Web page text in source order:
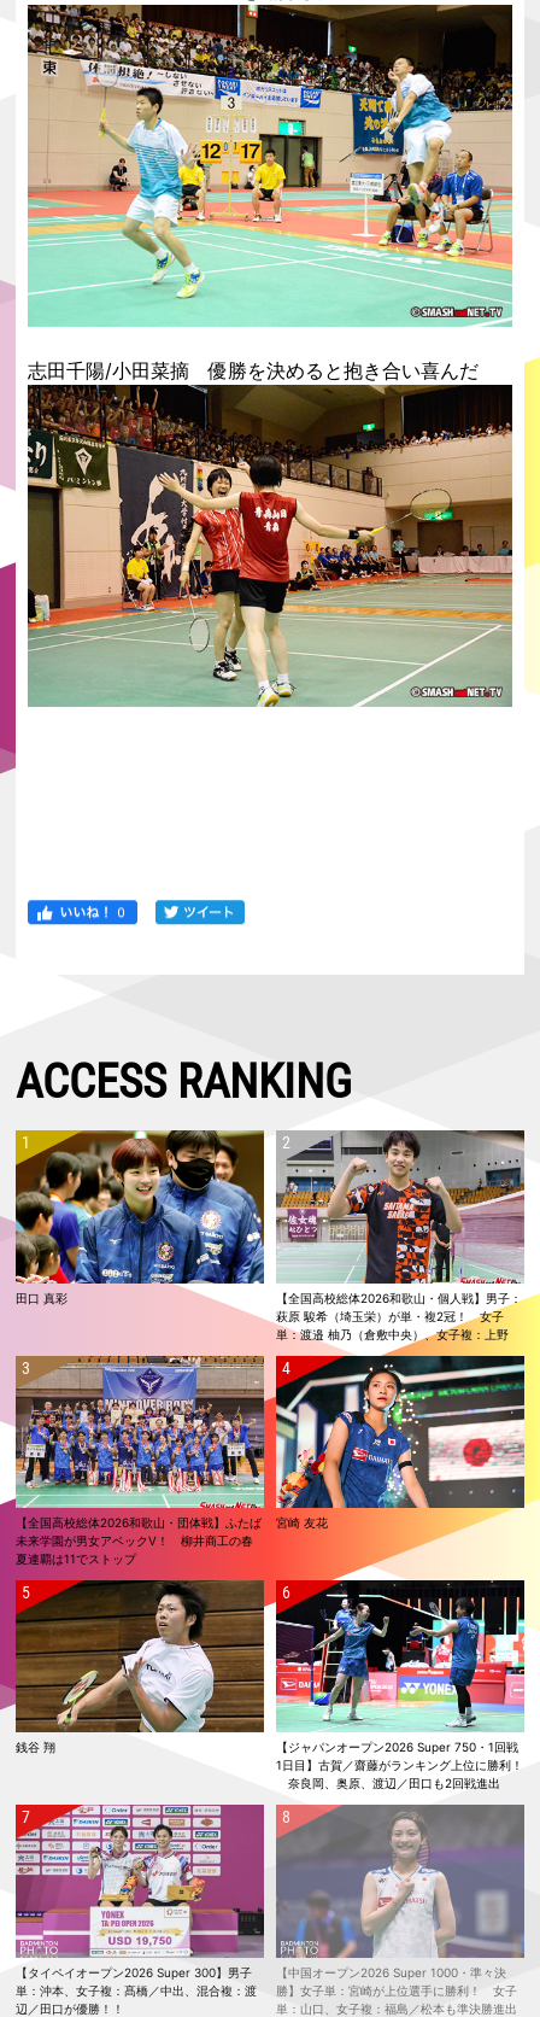
志田千陽/小田菜摘 優勝を決めると抱き合い喜んだ
ACCESS RANKING
田口 真彩
【全国高校総体2026和歌山・個人戦】男子：
萩原 駿希（埼玉栄）が単・複2冠！ 女子
単：渡邉 柚乃（倉敷中央）、女子複：上野
優寿／伴野 碧唯（ふたば未来学園）が春夏連
覇！
【全国高校総体2026和歌山・団体戦】ふたば
未来学園が男女アベックV！ 柳井商工の春
夏連覇は11でストップ
宮崎 友花
銭谷 翔
【ジャパンオープン2026 Super 750・1回戦
1日目】古賀／齋藤がランキング上位に勝利！
奈良岡、奥原、渡辺／田口も2回戦進出
【タイペイオープン2026 Super 300】男子
単：沖本、女子複：髙橋／中出、混合複：渡
辺／田口が優勝！！
【中国オープン2026 Super 1000・準々決
勝】女子単：宮崎が上位選手に勝利！ 女子
単：山口、女子複：福島／松本も準決勝進出